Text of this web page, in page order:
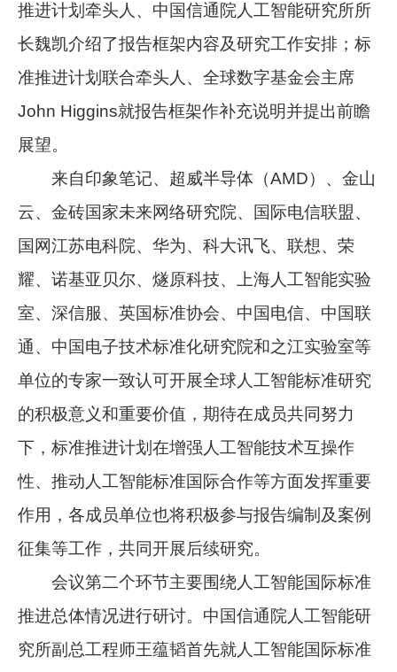
推进计划牵头人、中国信通院人工智能研究所所
长魏凯介绍了报告框架内容及研究工作安排；标
准推进计划联合牵头人、全球数字基金会主席
John Higgins就报告框架作补充说明并提出前瞻
展望。
来自印象笔记、超威半导体（AMD）、金山
云、金砖国家未来网络研究院、国际电信联盟、
国网江苏电科院、华为、科大讯飞、联想、荣
耀、诺基亚贝尔、燧原科技、上海人工智能实验
室、深信服、英国标准协会、中国电信、中国联
通、中国电子技术标准化研究院和之江实验室等
单位的专家一致认可开展全球人工智能标准研究
的积极意义和重要价值，期待在成员共同努力
下，标准推进计划在增强人工智能技术互操作
性、推动人工智能标准国际合作等方面发挥重要
作用，各成员单位也将积极参与报告编制及案例
征集等工作，共同开展后续研究。
会议第二个环节主要围绕人工智能国际标准
推进总体情况进行研讨。中国信通院人工智能研
究所副总工程师王蕴韬首先就人工智能国际标准